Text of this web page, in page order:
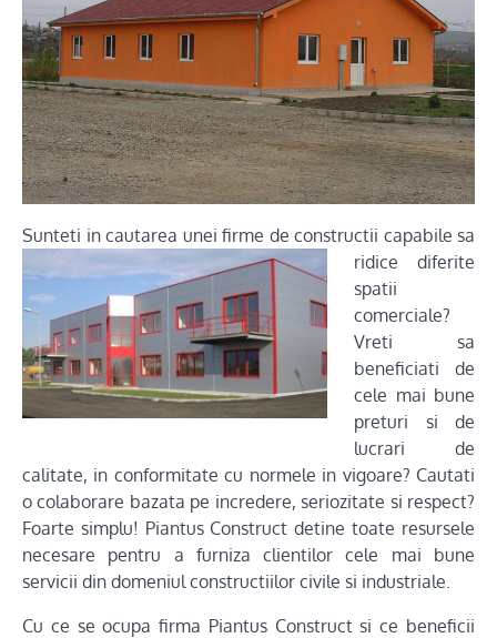
Sunteti in cautarea unei firme de constructii capabile sa
ridice diferite
spatii
comerciale?
Vreti sa
beneficiati de
cele mai bune
preturi si de
lucrari de
calitate, in conformitate cu normele in vigoare? Cautati
o colaborare bazata pe incredere, seriozitate si respect?
Foarte simplu! Piantus Construct detine toate resursele
necesare pentru a furniza clientilor cele mai bune
servicii din domeniul constructiilor civile si industriale.
Cu ce se ocupa firma Piantus Construct si ce beneficii